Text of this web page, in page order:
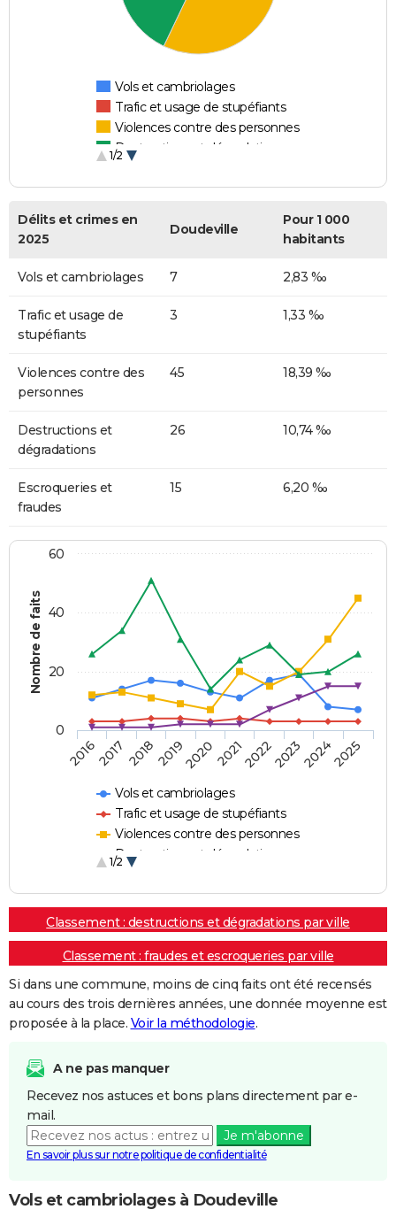
Vols et cambriolages
Trafic et usage de stupéfiants
Violences contre des personnes
Destructions et dégradations
1/2
Délits et crimes en
2025
Doudeville
Pour 1 000
habitants
Vols et cambriolages 7 2,83 ‰
Trafic et usage de
stupéfiants
3 1,33 ‰
Violences contre des
personnes
45 18,39 ‰
Destructions et
dégradations
26 10,74 ‰
Escroqueries et
fraudes
15 6,20 ‰
Nombre de faits
Vols et cambriolages
Trafic et usage de stupéfiants
Violences contre des personnes
Destructions et dégradations
1/2
20162017 20182019202020212022202320242025
0
20
40
60
Classement : destructions et dégradations par ville
Classement : fraudes et escroqueries par ville
Si dans une commune, moins de cinq faits ont été recensés
au cours des trois dernières années, une donnée moyenne est
proposée à la place. Voir la méthodologie.
A ne pas manquer
Recevez nos astuces et bons plans directement par e-
mail.
Je m'abonne
En savoir plus sur notre politique de confidentialité
Vols et cambriolages à Doudeville